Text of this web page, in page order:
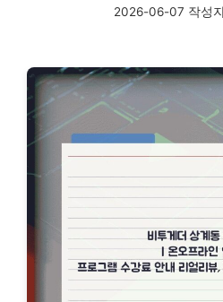
2026-06-07 작성